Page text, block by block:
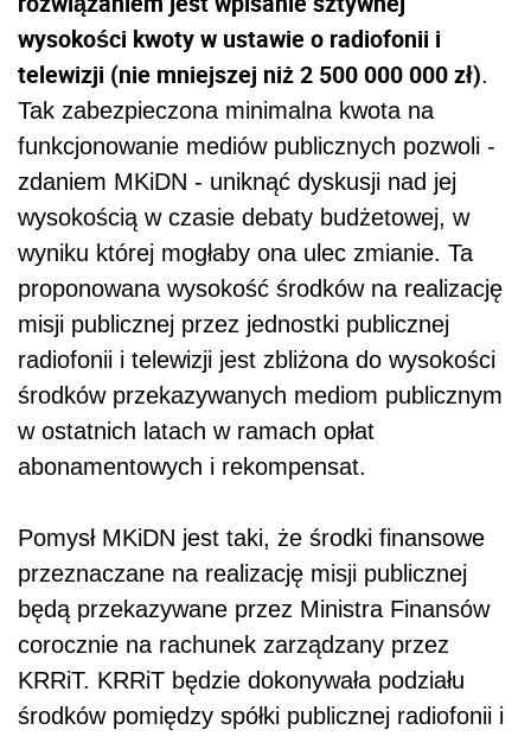
wysokości kwoty w ustawie o radiofonii i
telewizji (nie mniejszej niż 2 500 000 000 zł).
Tak zabezpieczona minimalna kwota na
funkcjonowanie mediów publicznych pozwoli -
zdaniem MKiDN - uniknąć dyskusji nad jej
wysokością w czasie debaty budżetowej, w
wyniku której mogłaby ona ulec zmianie. Ta
proponowana wysokość środków na realizację
misji publicznej przez jednostki publicznej
radiofonii i telewizji jest zbliżona do wysokości
środków przekazywanych mediom publicznym
w ostatnich latach w ramach opłat
abonamentowych i rekompensat.
Pomysł MKiDN jest taki, że środki finansowe
przeznaczane na realizację misji publicznej
będą przekazywane przez Ministra Finansów
corocznie na rachunek zarządzany przez
KRRiT. KRRiT będzie dokonywała podziału
środków pomiędzy spółki publicznej radiofonii i